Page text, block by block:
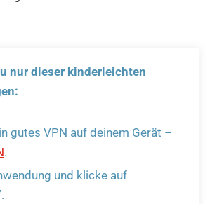
nur dieser kinderleichten
gutes VPN auf deinem Gerät –
.
und klicke auf
.